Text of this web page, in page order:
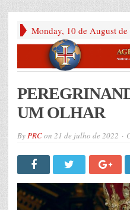
Monday, 10 de August de
UM OLHAR
ByPRCon 21 de julho de 2022